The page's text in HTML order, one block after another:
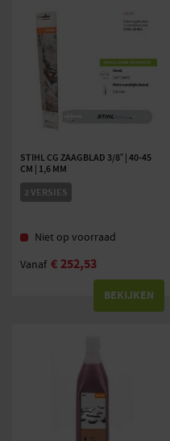
STIHL CG ZAAGBLAD 3/8″ | 40-45
CM | 1,6 MM
2 VERSIES
Niet op voorraad
Vanaf €252,53
BEKIJKEN